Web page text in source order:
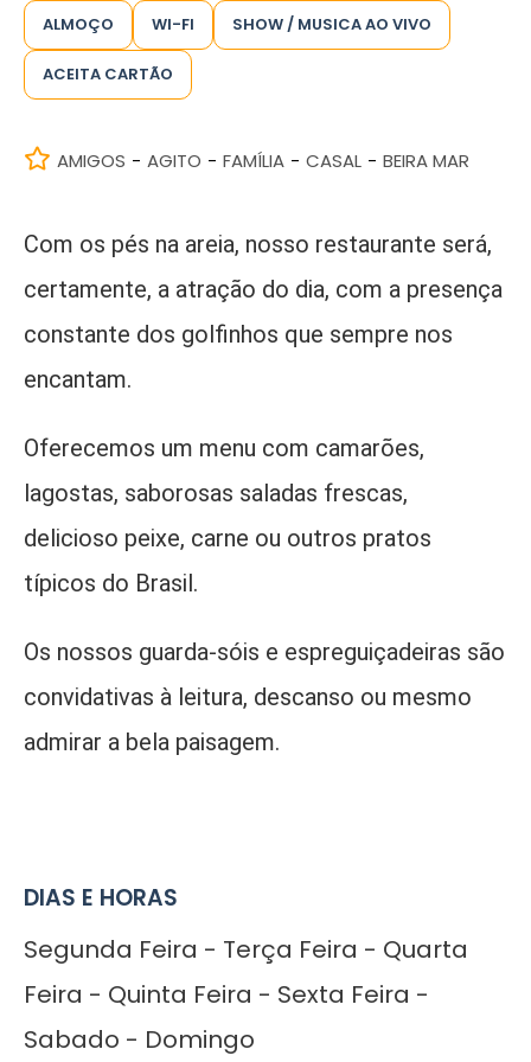
ALMOÇO WI-FI SHOW / MUSICA AO VIVO
ACEITA CARTÃO
AMIGOS - AGITO - FAMÍLIA - CASAL - BEIRA MAR
Com os pés na areia, nosso restaurante será,
certamente, a atração do dia, com a presença
constante dos golfinhos que sempre nos
encantam.
Oferecemos um menu com camarões,
lagostas, saborosas saladas frescas,
delicioso peixe, carne ou outros pratos
típicos do Brasil.
Os nossos guarda-sóis e espreguiçadeiras são
convidativas à leitura, descanso ou mesmo
admirar a bela paisagem.
DIAS E HORAS
Segunda Feira - Terça Feira - Quarta
Feira - Quinta Feira - Sexta Feira -
Sabado - Domingo